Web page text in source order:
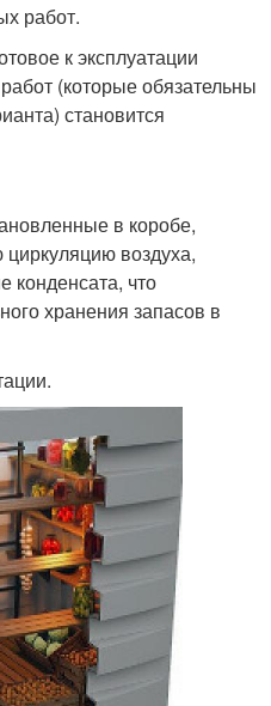
работ.
к эксплуатации
(которые обязательны
становится
в коробе,
воздуха,
конденсата, что
хранения запасов в